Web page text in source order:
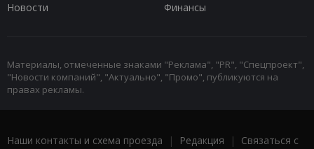
Новости
Финансы
Материалы, отмеченные знаками "Реклама", "PR", "Спецпроект",
"Новости компаний", "Актуально", "Промо", публикуются на
правах рекламы.
Наши контакты и схема проезда | Редакция | Связаться с